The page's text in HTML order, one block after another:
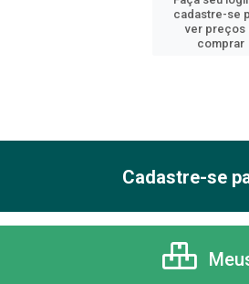
cadastre-se
ver preços
comprar
Cadastre-se